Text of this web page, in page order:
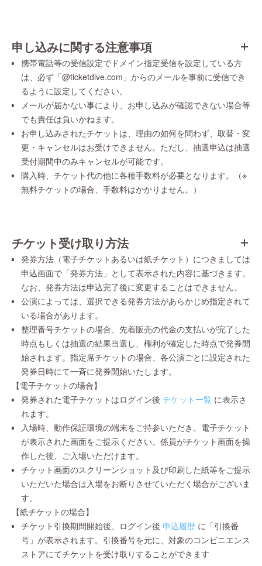
申し込みに関する注意事項
携帯電話等の受信設定でドメイン指定受信を設定している方
は、必ず「@ticketdive.com」からのメールを事前に受信でき
るように設定してください。
メールが届かない事により、お申し込みが確認できない場合等
でも責任は負いかねます。
お申し込みされたチケットは、理由の如何を問わず、取替・変
更・キャンセルはお受けできません。ただし、抽選申込は抽選
受付期間中のみキャンセルが可能です。
購入時、チケット代の他に各種手数料が必要となります。（※
無料チケットの場合、手数料はかかりません。）
チケット受け取り方法
発券方法（電子チケットあるいは紙チケット）につきましては
申込画面で「発券方法」として表示された内容に基づきます。
なお、発券方法は申込完了後に変更することはできません。
公演によっては、選択できる発券方法があらかじめ指定されて
いる場合があります。
整理番号チケットの場合、先着販売の代金の支払いが完了した
時点もしくは抽選の結果当選し、権利が確定した時点で発券開
始されます。指定席チケットの場合、各公演ごとに設定された
発券日時にて一斉に発券開始いたします。
【電子チケットの場合】
発券された電子チケットはログイン後 チケット一覧 に表示さ
れます。
入場時、動作保証環境の端末をご持参いただき、電子チケット
が表示された画面をご提示ください。係員がチケット画面を操
作した後、ご入場いただけます。
チケット画面のスクリーンショット及び印刷した紙等をご提示
いただいた場合は入場をお断りさせていただく場合がございま
す。
【紙チケットの場合】
チケット引換期間開始後、ログイン後 申込履歴 に「引換番
号」が表示されます。引換番号を元に、対象のコンビニエンス
ストアにてチケットを受け取りすることができます